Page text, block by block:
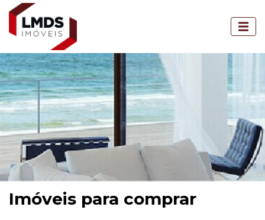
Imóveis para comprar